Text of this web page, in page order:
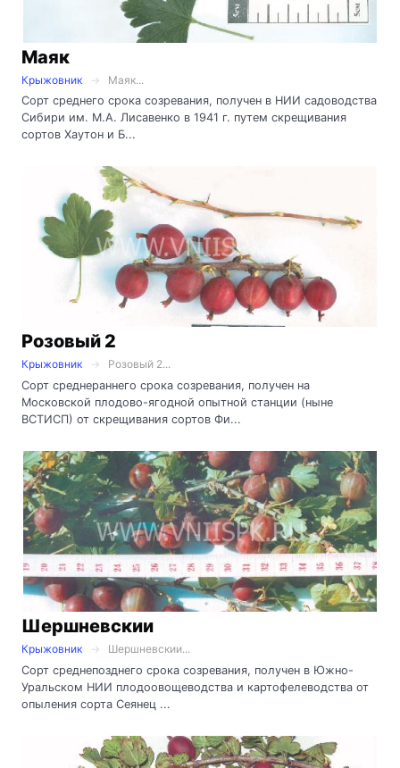
Маяк
Крыжовник
Маяк...
Сорт среднего срока созревания, получен в НИИ садоводства
Сибири им. М.А. Лисавенко в 1941 г. путем скрещивания
сортов Хаутон и Б...
Розовый 2
Крыжовник
Розовый 2...
Сорт среднераннего срока созревания, получен на
Московской плодово-ягодной опытной станции (ныне
ВСТИСП) от скрещивания сортов Фи...
Шершневскии
Крыжовник
Шершневскии...
Сорт среднепозднего срока созревания, получен в Южно-
Уральском НИИ плодоовощеводства и картофелеводства от
опыления сорта Сеянец ...